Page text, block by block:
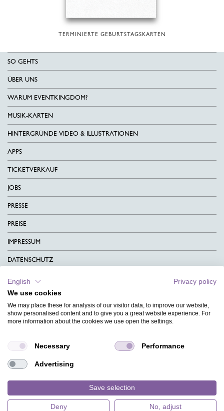
TERMINIERTE GEBURTSTAGSKARTEN
SO GEHTS
ÜBER UNS
WARUM EVENTKINGDOM?
MUSIK-KARTEN
HINTERGRÜNDE VIDEO & ILLUSTRATIONEN
APPS
TICKETVERKAUF
JOBS
PRESSE
PREISE
IMPRESSUM
DATENSCHUTZ
KONTAKT
AGB
CHARITY
MAGAZIN
HILFE
English
Privacy policy
We use cookies
We may place these for analysis of our visitor data, to improve our website,
show personalised content and to give you a great website experience. For
more information about the cookies we use open the settings.
Necessary Performance
Advertising
Save selection
Deny No, adjust